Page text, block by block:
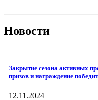
Новости
Закрытие сезона активных
призов и награждение
12.11.2024